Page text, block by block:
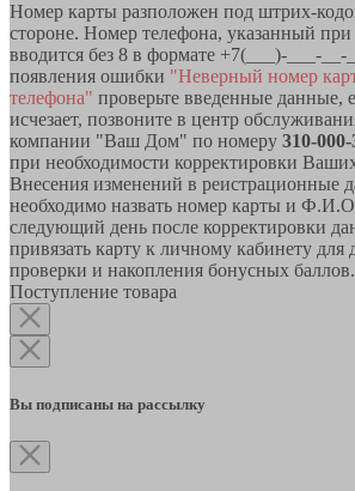
Номер карты разположен под штрих-
стороне. Номер телефона, указанный
вводится без 8 в формате +7(___)-___-__-
появления ошибки "Неверный номер
телефона" проверьте введенные данные,
исчезает, позвоните в центр
компании "Ваш Дом" по номеру 310-000-
при необходимости корректировки
Внесения изменений в реистрационные
необходимо назвать номер карты и
следующий день после корректировки
привязать карту к личному кабинету для
проверки и накопления бонусных баллов.
Поступление товара
Вы подписаны на рассылку